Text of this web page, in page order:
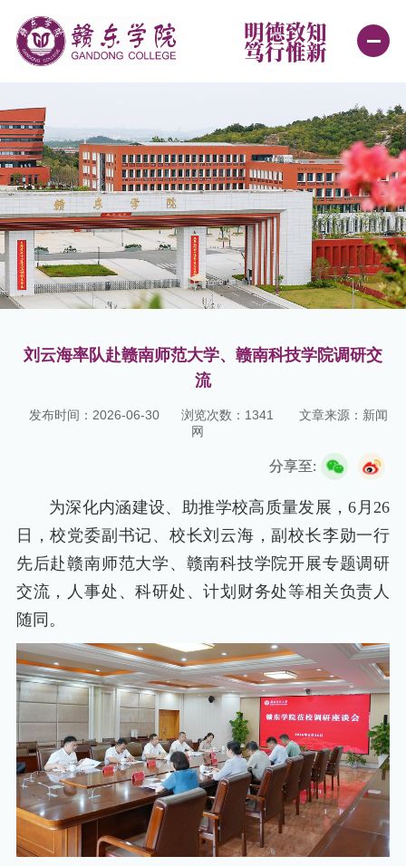
明德致知
笃行惟新
首页
学校概况
新闻中心
机构设置
学院设置
招生就业
刘云海率队赴赣南师范大学、赣南科技学院调研交
流
发布时间：2026-06-30 浏览次数： 1341
文章来源：新闻
网
分享至:
为深化内涵建设、助推学校高质量发展，6月26
日，校党委副书记、校长刘云海，副校长李勋一行
先后赴赣南师范大学、赣南科技学院开展专题调研
交流，人事处、科研处、计划财务处等相关负责人
随同。